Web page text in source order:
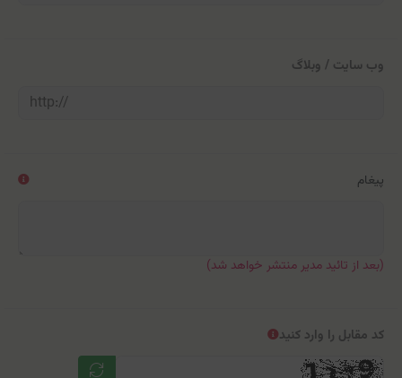
وب سایت / وبلاگ
پیغام
(بعد از تائید مدیر منتشر خواهد شد)
کد مقابل را وارد کنید